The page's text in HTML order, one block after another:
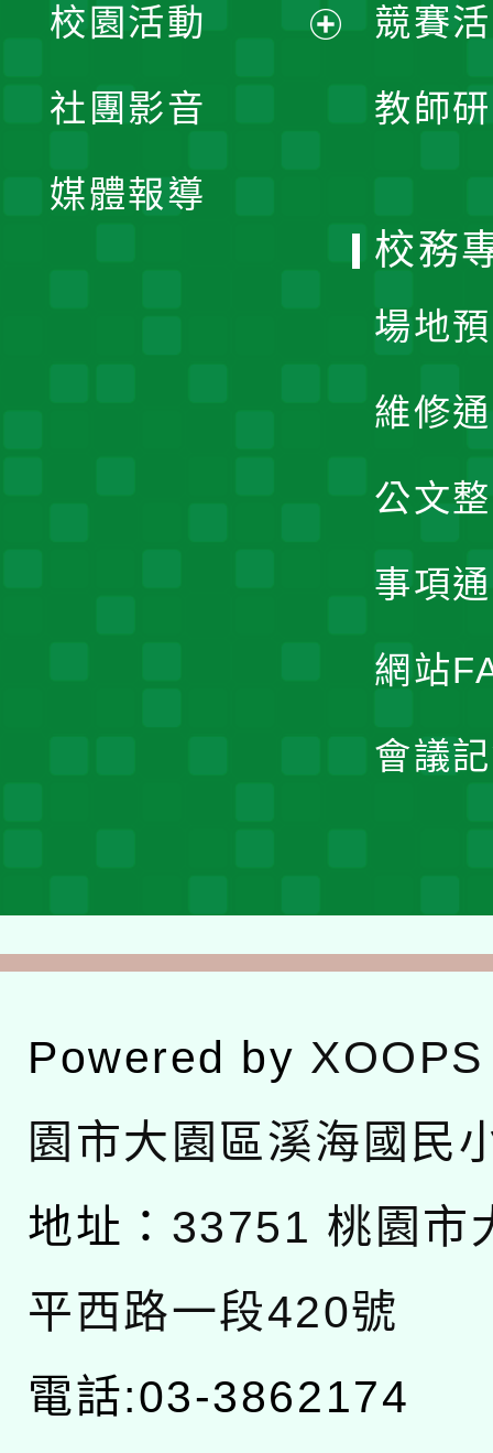
競賽
教師
開
校園活動
社團影音
媒體報導
校務
場地
維修
公文
事項
網站
會議
Powered by XOOPS
園市大園區溪海國民
地址： 33751 桃園市
平西路一段420號
電話:03-3862174